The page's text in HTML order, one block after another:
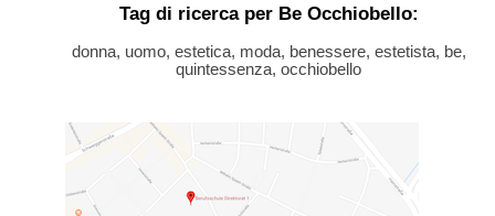
Tag di ricerca per Be Occhiobello:
donna, uomo, estetica, moda, benessere, estetista, be,
quintessenza, occhiobello